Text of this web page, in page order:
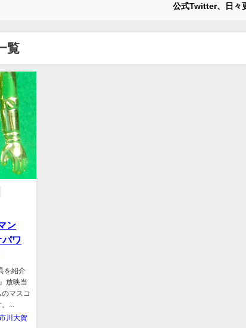
公式Twitter、日々
覧
ン
ワ
を紹介
放映当
マスコ
...
川大賀